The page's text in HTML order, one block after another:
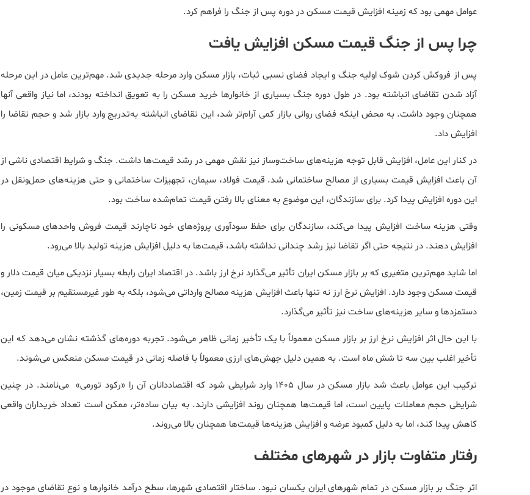
عوامل مهمی بود که زمینه افزایش قیمت مسکن در دوره پس از جنگ را فراهم کرد.
چرا پس از جنگ قیمت مسکن افزایش یافت
پس از فروکش کردن شوک اولیه جنگ و ایجاد فضای نسبی ثبات، بازار مسکن وارد مرحله جدیدی شد. مهم‌ترین عامل در این مرحله
آزاد شدن تقاضای انباشته بود. در طول دوره جنگ بسیاری از خانوارها خرید مسکن را به تعویق انداخته بودند، اما نیاز واقعی آنها
همچنان وجود داشت. به محض اینکه فضای روانی بازار کمی آرام‌تر شد، این تقاضای انباشته به‌تدریج وارد بازار شد و حجم تقاضا را
افزایش داد.
در کنار این عامل، افزایش قابل توجه هزینه‌های ساخت‌وساز نیز نقش مهمی در رشد قیمت‌ها داشت. جنگ و شرایط اقتصادی ناشی از
آن باعث افزایش قیمت بسیاری از مصالح ساختمانی شد. قیمت فولاد، سیمان، تجهیزات ساختمانی و حتی هزینه‌های حمل‌ونقل در
این دوره افزایش پیدا کرد. برای سازندگان، این موضوع به معنای بالا رفتن قیمت تمام‌شده ساخت بود.
وقتی هزینه ساخت افزایش پیدا می‌کند، سازندگان برای حفظ سودآوری پروژه‌های خود ناچارند قیمت فروش واحدهای مسکونی را
افزایش دهند. در نتیجه حتی اگر تقاضا نیز رشد چندانی نداشته باشد، قیمت‌ها به دلیل افزایش هزینه تولید بالا می‌رود.
اما شاید مهم‌ترین متغیری که بر بازار مسکن ایران تأثیر می‌گذارد نرخ ارز باشد. در اقتصاد ایران رابطه بسیار نزدیکی میان قیمت دلار و
قیمت مسکن وجود دارد. افزایش نرخ ارز نه تنها باعث افزایش هزینه مصالح وارداتی می‌شود، بلکه به طور غیرمستقیم بر قیمت زمین،
دستمزدها و سایر هزینه‌های ساخت نیز تأثیر می‌گذارد.
با این حال اثر افزایش نرخ ارز بر بازار مسکن معمولاً با یک تأخیر زمانی ظاهر می‌شود. تجربه دوره‌های گذشته نشان می‌دهد که این
تأخیر اغلب بین سه تا شش ماه است. به همین دلیل جهش‌های ارزی معمولاً با فاصله زمانی در قیمت مسکن منعکس می‌شوند.
ترکیب این عوامل باعث شد بازار مسکن در سال ۱۴۰۵ وارد شرایطی شود که اقتصاددانان آن را «رکود تورمی» می‌نامند. در چنین
شرایطی حجم معاملات پایین است، اما قیمت‌ها همچنان روند افزایشی دارند. به بیان ساده‌تر، ممکن است تعداد خریداران واقعی
کاهش پیدا کند، اما به دلیل کمبود عرضه و افزایش هزینه‌ها قیمت‌ها همچنان بالا می‌روند.
رفتار متفاوت بازار در شهرهای مختلف
اثر جنگ بر بازار مسکن در تمام شهرهای ایران یکسان نبود. ساختار اقتصادی شهرها، سطح درآمد خانوارها و نوع تقاضای موجود در